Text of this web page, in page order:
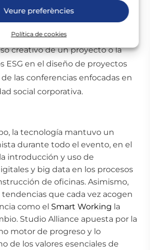
Veure preferències
Política de cookies
con un enfoque especial en
(Environmental, Social and
La sostenibilidad como
creativo de un proyecto o la
ESG en el diseño de proyectos
las conferencias enfocadas en
social corporativa.
la tecnología mantuvo un
durante todo el evento, en el
introducción y uso de
y big data en los procesos
de oficinas. Asimismo,
que cada vez acogen
como el Smart Working la
Studio Alliance apuesta por la
motor de progreso y lo
de los valores esenciales de